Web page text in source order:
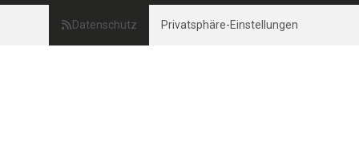
Datenschutz Privatsphäre-Einstellungen